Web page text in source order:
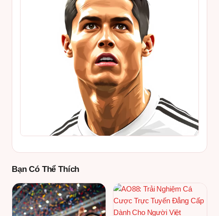
Bạn Có Thể Thích